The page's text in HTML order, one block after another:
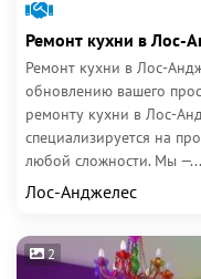
Ремонт кухни в Лос-
Ремонт кухни в Лос-
обновлению вашего
ремонту кухни в Лос-
специализируется на
любой сложности. Мы —...
Лос-Анджелес
2